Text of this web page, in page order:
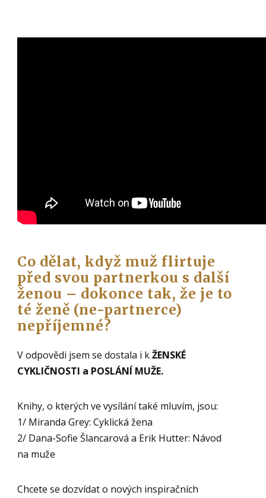
Co dělat, když muž flirtuje
před svou partnerkou s další
ženou – dokonce tak, že je to
té ženě (ne-partnerce)
nepříjemné?
V odpovědi jsem se dostala i kŽENSKÉ
CYKLIČNOSTI a POSLÁNÍ MUŽE.
Knihy, o kterých ve vysílání také mluvím, jsou:
1/ Miranda Grey: Cyklická žena
2/ Dana-Sofie Šlancarová a Erik Hutter: Návod
na muže
Chcete se dozvídat o nových inspiračních